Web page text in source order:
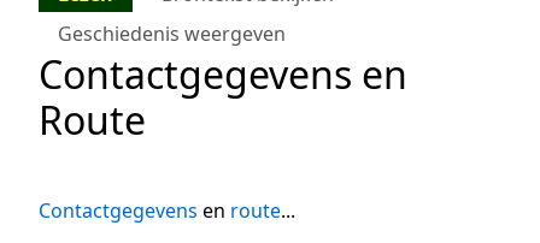
Geschiedenis weergeven
Contactgegevens en
Route
Contactgegevens en route...